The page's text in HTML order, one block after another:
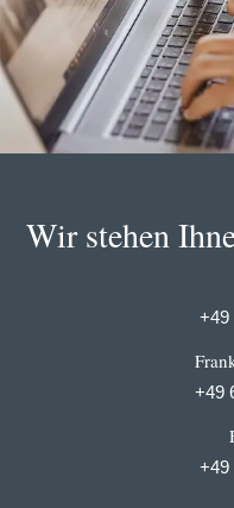
Wir stehen
+49
+49
+49